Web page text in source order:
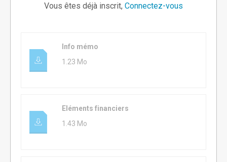
Vous êtes déjà inscrit, Connectez-vous
Info mémo
1.23 Mo
Eléments financiers
1.43 Mo